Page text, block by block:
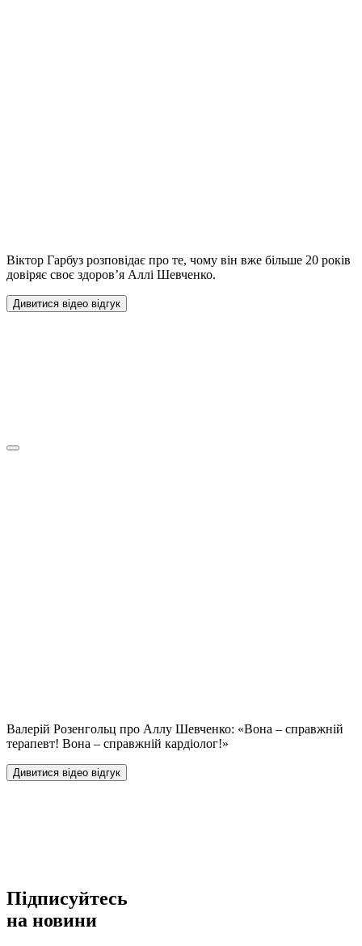
Віктор Гарбуз розповідає про те, чому він вже більше 20 років
довіряє своє здоров’я Аллі Шевченко.
Дивитися відео відгук
Валерій Розенгольц про Аллу Шевченко: «Вона – справжній
терапевт! Вона – справжній кардіолог!»
Дивитися відео відгук
Підписуйтесь
на новини